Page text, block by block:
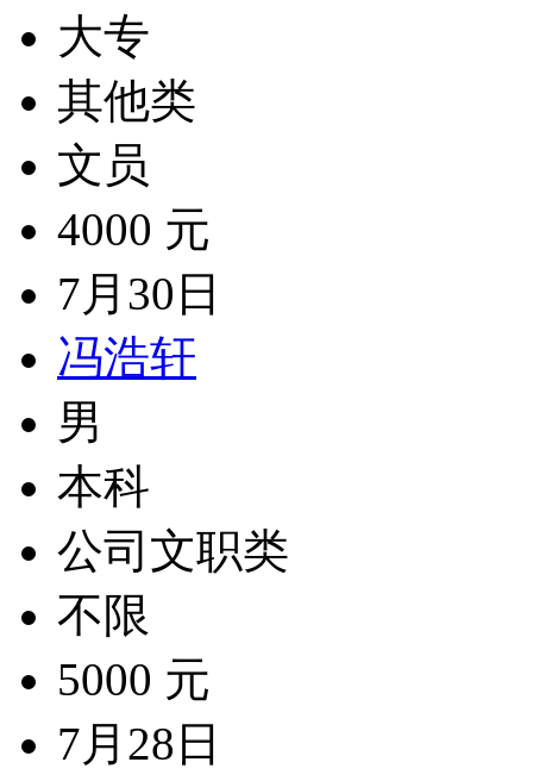
大专
其他类
文员
4000 元
7月30日
冯浩轩
男
本科
公司文职类
不限
5000 元
7月28日